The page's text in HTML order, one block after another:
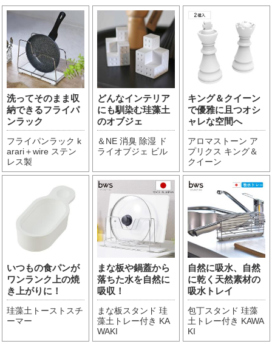
洗ってそのまま収
納できるフライパ
ンラック
フライパンラック k
arari＋wire ステン
レス製
どんなインテリア
にも馴染む珪藻土
のオブジェ
＆NE 消臭 除湿 ド
ライオブジェ ビル
キング＆クイーン
で優雅に且つオシ
ャレな空間へ
アロマストーン ア
プリクス キング＆
クイーン
いつもの食パンが
ワンランク上の焼
き上がりに！
珪藻土トーストスチ
ーマー
まな板や鍋蓋から
落ちた水を自然に
吸収！
まな板スタンド 珪
藻土トレー付き KA
WAKI
自然に吸水、自然
に乾く天然素材の
吸水トレイ
包丁スタンド 珪藻
土トレー付き KAWA
KI